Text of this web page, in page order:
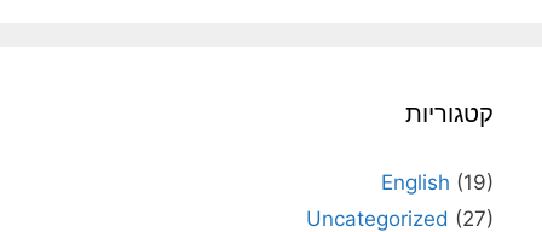
קטגוריות
English (19)
Uncategorized (27)